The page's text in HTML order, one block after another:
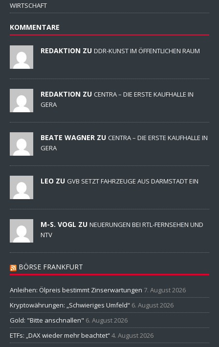
WIRTSCHAFT
KOMMENTARE
REDAKTION ZU DDR-KUNST IM ÖFFENTLICHEN RAUM
REDAKTION ZU CENTRA – DIE ERSTE KAUFHALLE IN
GERA
BEATE WAGNER ZU CENTRA – DIE ERSTE KAUFHALLE IN
GERA
LEO ZU GVB SETZT FAHRZEUGE AUS DARMSTADT EIN
M-S. VOGL ZU NEUERUNGEN BEI RTL-FERNSEHEN UND
NTV
BÖRSE FRANKFURT
Anleihen: Ölpreis bestimmt Zinserwartungen 7. August 2026
Kryptowährungen: „Schwieriges Umfeld“ 6. August 2026
Gold: "Bitte anschnallen" 6. August 2026
ETFs: „DAX wieder mehr beachtet“4. August 2026